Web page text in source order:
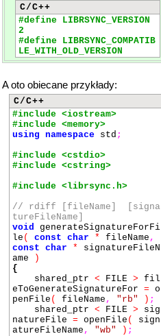
C/C++
#define LIBRSYNC_VERSION
2
#define LIBRSYNC_COMPATIB
LE_WITH_OLD_VERSION
A oto obiecane przykłady:
C/C++
#include <iostream>
#include <memory>
using namespace std ;
#include <cstdio>
#include <cstring>
#include <librsync.h>
// rdiff [fileName] [signa
tureFileName]
void
generateSignatureForFi
le ( const char * fileName ,
const char *
signatureFileN
ame
)
{
shared_ptr < FILE > fil
eToGenerateSignatureFor = o
penFile ( fileName , "rb" ) ;
shared_ptr < FILE > sig
natureFile = openFile (
sign
atureFileName , "wb" ) ;